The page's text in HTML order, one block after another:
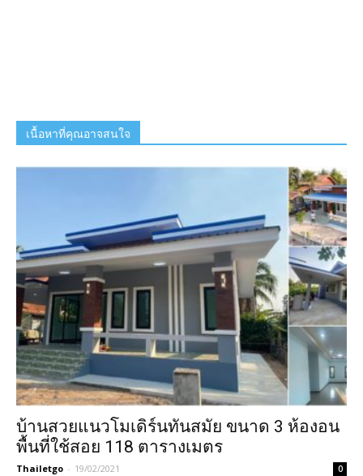
เนื้อหาที่คุณอาจสนใจ
บ้านสวยแนวโมเดิร์นทันสมัย ขนาด 3 ห้องอน
พื้นที่ใช้สอย 118 ตารางเมตร
Thailetgo - 19/02/2021 0